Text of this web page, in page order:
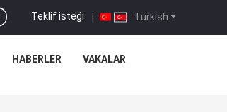
Turkish
Teklif isteği |
HABERLER VAKALAR